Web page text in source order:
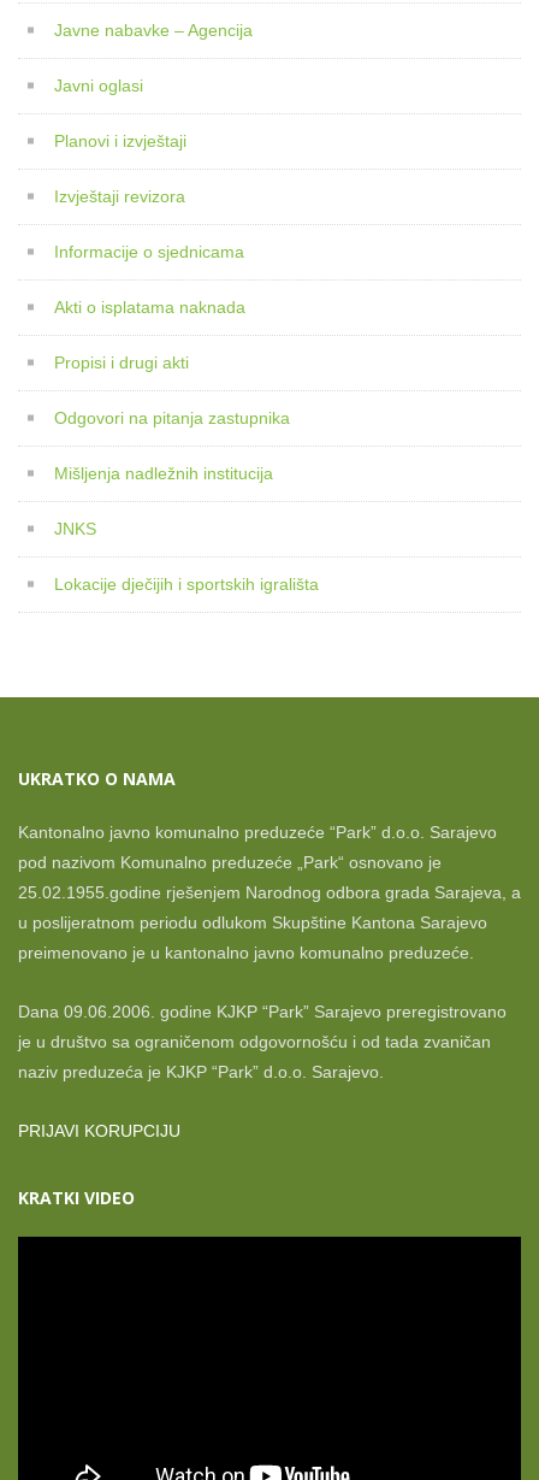
Javne nabavke – Agencija
Javni oglasi
Planovi i izvještaji
Izvještaji revizora
Informacije o sjednicama
Akti o isplatama naknada
Propisi i drugi akti
Odgovori na pitanja zastupnika
Mišljenja nadležnih institucija
JNKS
Lokacije dječijih i sportskih igrališta
UKRATKO O NAMA
Kantonalno javno komunalno preduzeće “Park” d.o.o. Sarajevo
pod nazivom Komunalno preduzeće „Park“ osnovano je
25.02.1955.godine rješenjem Narodnog odbora grada Sarajeva, a
u poslijeratnom periodu odlukom Skupštine Kantona Sarajevo
preimenovano je u kantonalno javno komunalno preduzeće.
Dana 09.06.2006. godine KJKP “Park” Sarajevo preregistrovano
je u društvo sa ograničenom odgovornošću i od tada zvaničan
naziv preduzeća je KJKP “Park” d.o.o. Sarajevo.
PRIJAVI KORUPCIJU
KRATKI VIDEO